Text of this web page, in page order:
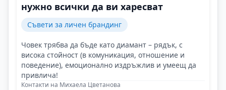
нужно всички да ви харесват
Съвети за личен брандинг
Човек трябва да бъде като диамант – рядък, с
висока стойност (в комуникация, отношение и
поведение), емоционално издръжлив и умеещ да
привлича!
Контакти на Михаела Цветанова